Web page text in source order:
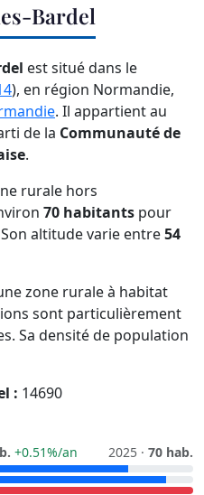
Bardel
est situé dans le
), en région Normandie,
. Il appartient au
de la Communauté de
.
rurale hors
70 habitants pour
altitude varie entre54
zone rurale à habitat
sont particulièrement
Sa densité de population
: 14690
+0.51%/an 2025 · 70 hab.